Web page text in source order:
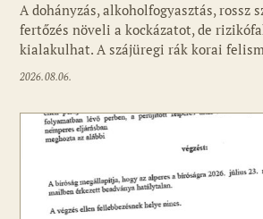
A dohányzás, alkoholfogyasztás, rossz
fertőzés növeli a kockázatot, de
kialakulhat. A szájüregi rák korai
2026.08.06.